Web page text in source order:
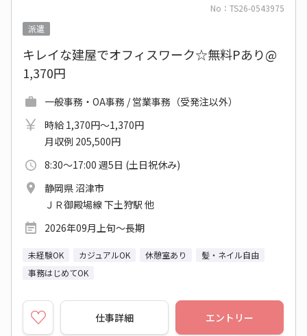
No：TS26-0543975
派遣
キレイな建屋でオフィスワーク☆無料Pあり@
1,370円
一般事務・OA事務 / 営業事務（受発注以外）
時給 1,370円～1,370円
月収例 205,500円
8:30～17:00 週5日 (土日祝休み)
静岡県 沼津市
ＪＲ御殿場線 下土狩駅 他
2026年09月上旬～長期
未経験OK カジュアルOK 休憩室あり
髪・ネイル自由
事務はじめてOK
仕事詳細 エントリー